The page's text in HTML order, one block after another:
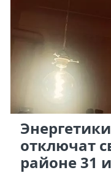
отключат
районе 31